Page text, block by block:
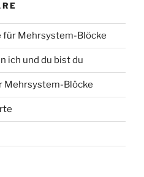
für Mehrsystem-Blöcke
ich und du bist du
Mehrsystem-Blöcke